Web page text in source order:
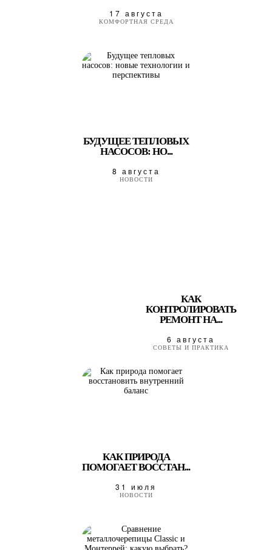
17 августа
КОМФОРТНАЯ СРЕДА
БУДУЩЕЕ ТЕПЛОВЫХ
НАСОСОВ: НО...
8 августа
НОВОСТИ
КАК
КОНТРОЛИРОВАТЬ
РЕМОНТ НА...
6 августа
СОВЕТЫ И ПРАКТИКА
КАК ПРИРОДА
ПОМОГАЕТ ВОССТАН...
31 июля
НОВОСТИ